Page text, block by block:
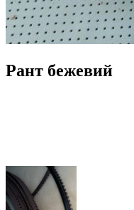
Рант бежевий